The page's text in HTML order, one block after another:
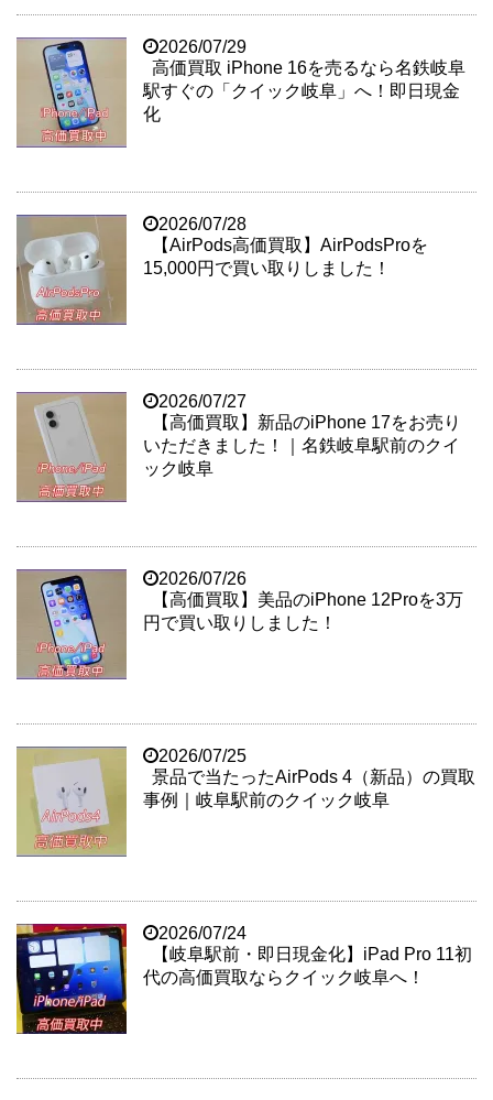
2026/07/29
高価買取 iPhone 16を売るなら名鉄岐阜
駅すぐの「クイック岐阜」へ！即日現金
化
2026/07/28
【AirPods高価買取】AirPodsProを
15,000円で買い取りしました！
2026/07/27
【高価買取】新品のiPhone 17をお売り
いただきました！｜名鉄岐阜駅前のクイ
ック岐阜
2026/07/26
【高価買取】美品のiPhone 12Proを3万
円で買い取りしました！
2026/07/25
景品で当たったAirPods 4（新品）の買取
事例｜岐阜駅前のクイック岐阜
2026/07/24
【岐阜駅前・即日現金化】iPad Pro 11初
代の高価買取ならクイック岐阜へ！